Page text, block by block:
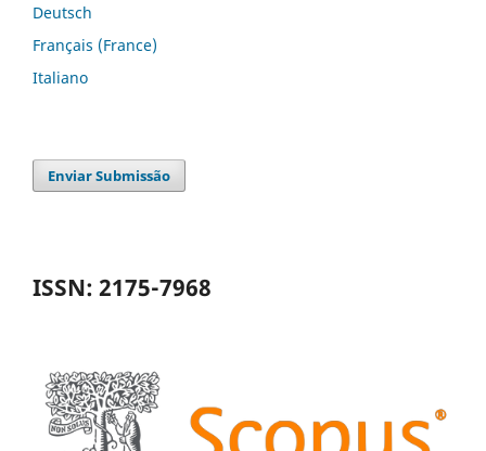
Deutsch
Français (France)
Italiano
Enviar Submissão
ISSN: 2175-7968